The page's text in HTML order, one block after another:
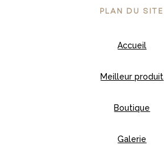
PLAN DU SITE
Accueil
Meilleur produit
Boutique
Galerie